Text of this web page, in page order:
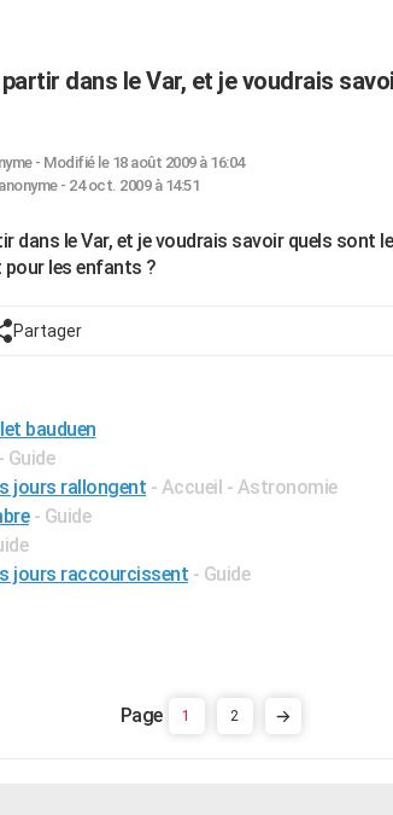
dans le Var, et je voudrais
- Modifié le 18 août 2009 à 16:04
- 24 oct. 2009 à 14:51
dans le Var, et je voudrais savoir quels sont
les enfants ?
Partager
bauduen
- Guide
jours rallongent - Accueil - Astronomie
- Guide
jours raccourcissent - Guide
1 2